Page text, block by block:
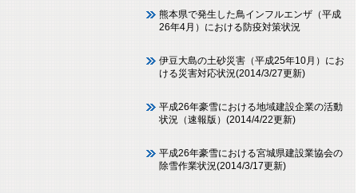
熊本県で発生した鳥インフルエンザ（平成
26年4月）における防疫対策状況
伊豆大島の土砂災害（平成25年10月）にお
ける災害対応状況(2014/3/27更新)
平成26年豪雪における地域建設企業の活動
状況（速報版）(2014/4/22更新)
平成26年豪雪における宮城県建設業協会の
除雪作業状況(2014/3/17更新)